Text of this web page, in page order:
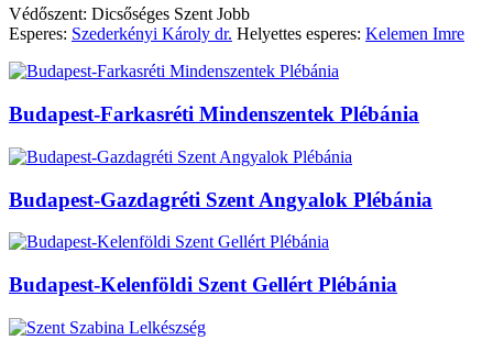
Védőszent: Dicsőséges Szent Jobb
Esperes: Szederkényi Károly dr. Helyettes esperes: Kelemen Imre
Budapest-Farkasréti Mindenszentek Plébánia
Budapest-Gazdagréti Szent Angyalok Plébánia
Budapest-Kelenföldi Szent Gellért Plébánia